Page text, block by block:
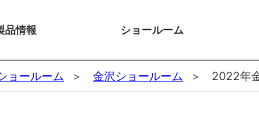
品情報 ショールーム
ョールーム 金沢ショールーム 2022年